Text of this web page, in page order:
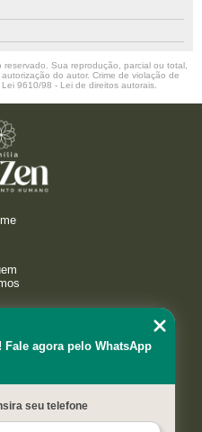
Sua reprodução, parcial ou total,
do autor. Crime de violação de
Lei 9610/98 - Lei de direitos autorais
Fale agora pelo WhatsApp
seu telefone